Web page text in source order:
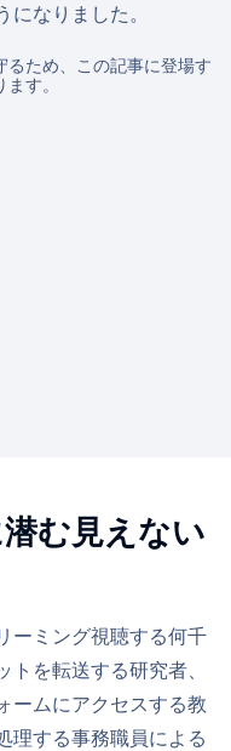
なりました。
るため、この記事に登場す
す。
む見えない
ーミング視聴する何千
を転送する研究者、
ームにアクセスする教
理する事務職員による